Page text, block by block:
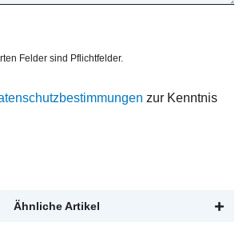
Felder sind Pflichtfelder.
zur Kenntnis
Ähnliche Artikel